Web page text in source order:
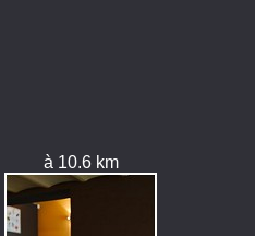
à 10.6 km